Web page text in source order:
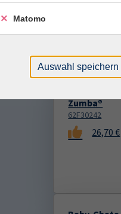
78,00 €
Zumba®
62F30242
26,70 €
Matomo
Auswahl speichern